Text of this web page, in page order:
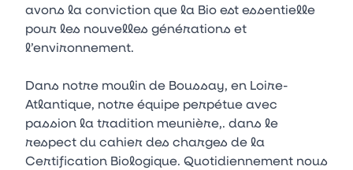
avons la conviction que la Bio est essentielle
pour les nouvelles générations et
l’environnement.
Dans notre moulin de Boussay, en Loire-
Atlantique, notre équipe perpétue avec
passion la tradition meunière,. dans le
respect du cahier des charges de la
Certification Biologique. Quotidiennement nous